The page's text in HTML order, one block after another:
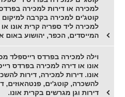
למכירה או דירות למכירה
קוטג'ים למכירה בקרבה למיקום
למכירה ליד ספריה קרית אונו
המייסדים, הכפר, יהושוע באום
וילה למכירה בפרדס רייספלד
אונו או דירה למכירה בפרדס
אונו. דירות למכירה, דירות
להשכרה, קוטג'ים, פנטהאוזים,
דירות וגן מגרשים בקרית אונו.